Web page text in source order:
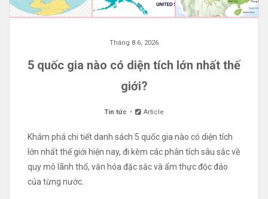
Tháng 8 6, 2026
5 quốc gia nào có diện tích lớn nhất thế
giới?
Tin tức Article
Khám phá chi tiết danh sách 5 quốc gia nào có diện tích
lớn nhất thế giới hiện nay, đi kèm các phân tích sâu sắc về
quy mô lãnh thổ, văn hóa đặc sắc và ẩm thực độc đáo
của từng nước.